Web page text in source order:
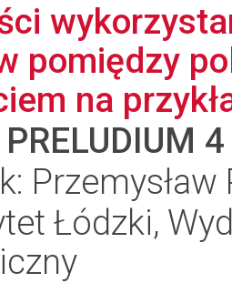
pomiędzy
na
PRELUDIUM 4
Przemysław
Łódzki,